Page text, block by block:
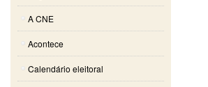
A CNE
Acontece
Calendário eleitoral